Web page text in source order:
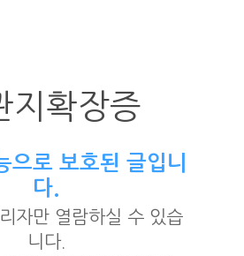
지확장증
으로 보호된 글입니
다.
자만 열람하실 수 있습
니다.